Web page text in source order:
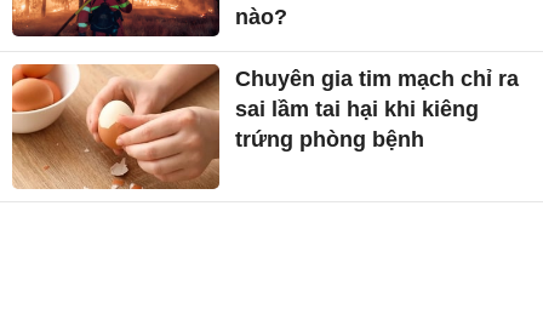
nào?
Chuyên gia tim mạch chỉ ra
sai lầm tai hại khi kiêng
trứng phòng bệnh